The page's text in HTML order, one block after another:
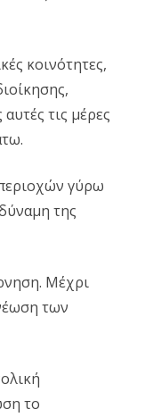
με
το
κοινότητες,
τις μέρες
γύρω
της
Μέχρι
των
το